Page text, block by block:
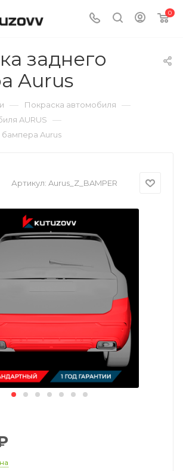
0
заднего
Aurus
— Покраска автомобиля —
AURUS —
бампера Aurus
Артикул: Aurus_Z_BAMPER